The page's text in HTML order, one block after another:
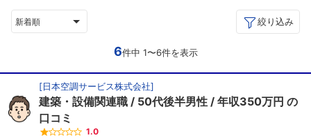
新着順 絞り込み
6件中 1〜6件を表示
[日本空調サービス株式会社]
建築・設備関連職 50代後半男性 年収350万円 の
口コミ
1.0